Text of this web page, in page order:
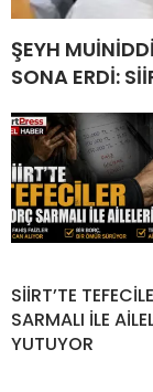
ŞEYH
SONA ERDİ:
SİİRT’TE
SARMALI İLE
YUTUYOR